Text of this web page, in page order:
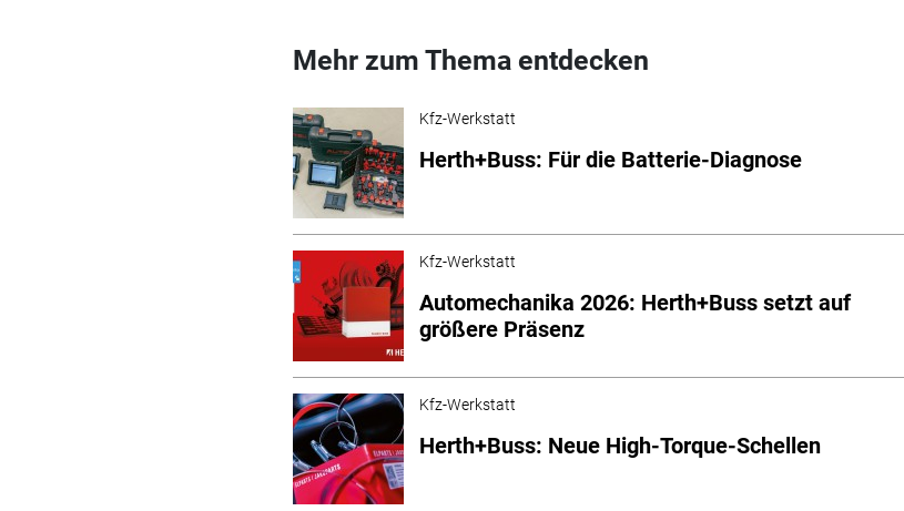
Mehr zum Thema entdecken
Kfz-Werkstatt
Herth+Buss: Für die Batterie-Diagnose
Kfz-Werkstatt
Automechanika 2026: Herth+Buss setzt auf
größere Präsenz
Kfz-Werkstatt
Herth+Buss: Neue High-Torque-Schellen